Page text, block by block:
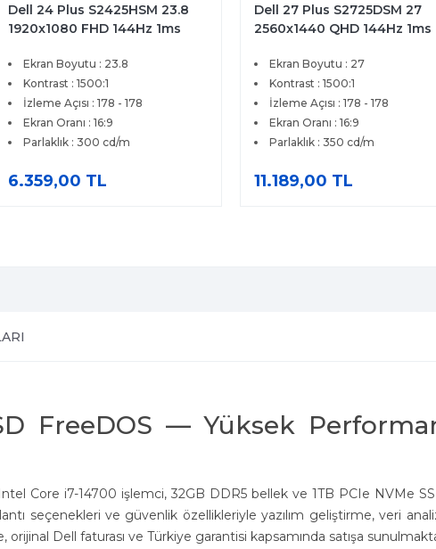
Dell 27 Plus S2725DSM 27
2560x1440 QHD 144Hz 1ms
Premium IPS Pivot Monitor
Ekran Boyutu : 27
Kontrast : 1500:1
İzleme Açısı : 178 - 178
Ekran Oranı : 16:9
Parlaklık : 350 cd/m
11.189,00 TL
Dell 27 Plus 4K S2725QC 27
3840x2160 4K UHD 120Hz
Premium IPS Monitör
Ekran Boyutu : 27
Kontrast : 1500:1
İzleme Açısı : 178 - 178
Ekran Oranı : 16:9
Parlaklık : 350 cd/m
17.849,00 TL
FreeDOS — Yüksek
Core i7-14700 işlemci, 32GB DDR5 bellek ve 1TB PCIe NVMe
seçenekleri ve güvenlik özellikleriyle yazılım geliştirme, veri
Dell faturası ve Türkiye garantisi kapsamında satışa